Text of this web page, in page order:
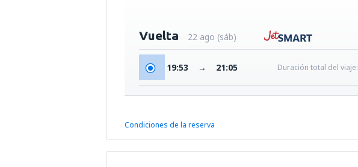
Vuelta 22 ago (sáb)
19:53 → 21:05 Duración total del viaje:
Condiciones de la reserva